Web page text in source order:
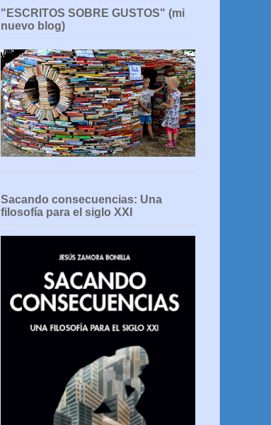
"ESCRITOS SOBRE GUSTOS" (mi
nuevo blog)
Sacando consecuencias: Una
filosofía para el siglo XXI